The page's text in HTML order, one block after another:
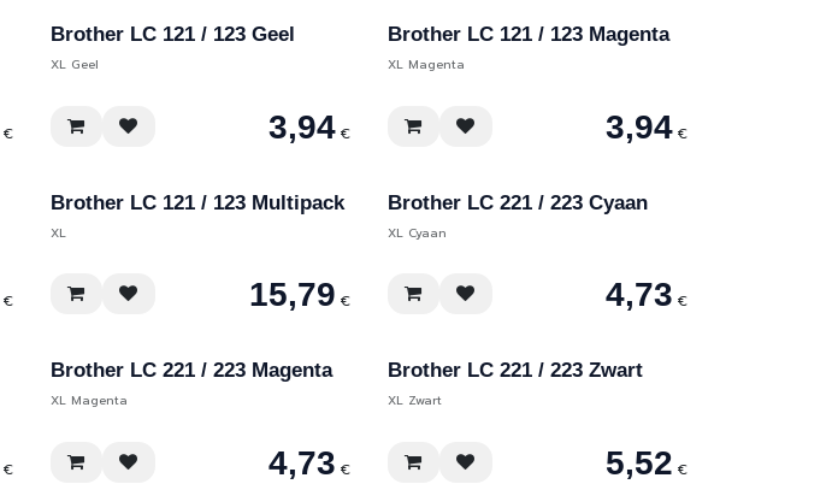
€
Brother LC 121 / 123 Geel
XL Geel
3,94 €
Brother LC 121 / 123 Magenta
XL Magenta
3,94 €
€
Brother LC 121 / 123 Multipack
XL
15,79 €
Brother LC 221 / 223 Cyaan
XL Cyaan
4,73 €
€
Brother LC 221 / 223 Magenta
XL Magenta
4,73 €
Brother LC 221 / 223 Zwart
XL Zwart
5,52 €